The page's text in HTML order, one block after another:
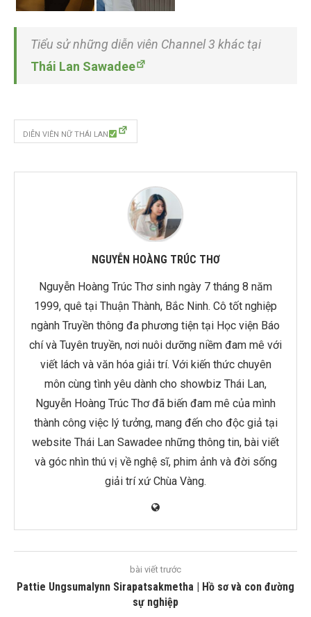
Tiểu sử những diễn viên Channel 3 khác tại
Thái Lan Sawadee
DIỄN VIÊN NỮ THÁI LAN
NGUYỄN HOÀNG TRÚC THƠ
Nguyễn Hoàng Trúc Thơ sinh ngày 7 tháng 8 năm
1999, quê tại Thuận Thành, Bắc Ninh. Cô tốt nghiệp
ngành Truyền thông đa phương tiện tại Học viện Báo
chí và Tuyên truyền, nơi nuôi dưỡng niềm đam mê với
viết lách và văn hóa giải trí. Với kiến thức chuyên
môn cùng tình yêu dành cho showbiz Thái Lan,
Nguyễn Hoàng Trúc Thơ đã biến đam mê của mình
thành công việc lý tưởng, mang đến cho độc giả tại
website Thái Lan Sawadee những thông tin, bài viết
và góc nhìn thú vị về nghệ sĩ, phim ảnh và đời sống
giải trí xứ Chùa Vàng.
bài viết trước
Pattie Ungsumalynn Sirapatsakmetha | Hồ sơ và con đường
sự nghiệp